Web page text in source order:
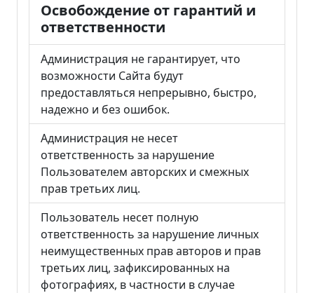
Освобождение от гарантий и
ответственности
Администрация не гарантирует, что
возможности Сайта будут
предоставляться непрерывно, быстро,
надежно и без ошибок.
Администрация не несет
ответственность за нарушение
Пользователем авторских и смежных
прав третьих лиц.
Пользователь несет полную
ответственность за нарушение личных
неимущественных прав авторов и прав
третьих лиц, зафиксированных на
фотографиях, в частности в случае